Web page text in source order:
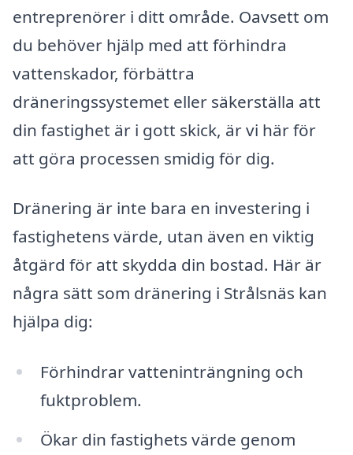
entreprenörer i ditt område. Oavsett om
du behöver hjälp med att förhindra
vattenskador, förbättra
dräneringssystemet eller säkerställa att
din fastighet är i gott skick, är vi här för
att göra processen smidig för dig.
Dränering är inte bara en investering i
fastighetens värde, utan även en viktig
åtgärd för att skydda din bostad. Här är
några sätt som dränering i Strålsnäs kan
hjälpa dig:
Förhindrar vatteninträngning och
fuktproblem.
Ökar din fastighets värde genom